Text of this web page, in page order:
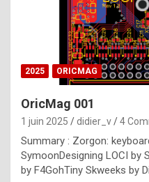
2025 ORICMAG
OricMag 001
1 juin 2025 didier_v 4
Summary : Zorgon:
SymoonDesigning LOCI by
by F4GohTiny Skweeks by